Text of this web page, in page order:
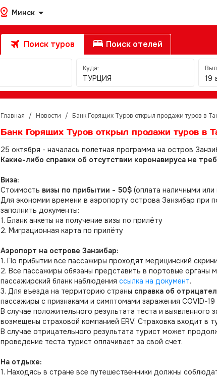
Минск
Поиск туров Поиск отелей
Куда:
ТУРЦИЯ 19
Главная / Новости / Банк Горящих Туров открыл продажи туров в
Банк Горящих Туров открыл продажи туров в
25 октября - началась полетная программа на остров
Какие-либо справки об отсутствии коронавируса не
Виза:
Стоимость визы по прибытии - 50$ (оплата наличными или
Для экономии времени в аэропорту острова Занзибар при
заполнить документы:
1. Бланк анкеты на получение визы по прилёту
2. Миграционная карта по прилёту
Аэропорт на острове Занзибар:
1. По прибытии все пассажиры проходят медицинский
2. Все пассажиры обязаны представить в портовые органы
пассажирский бланк наблюдения ссылка на документ.
3. Для въезда на территорию страны справка об
пассажиры с признаками и симптомами заражения COVID-
В случае положительного результата теста и выявленного
возмещены страховой компанией ERV. Страховка входит в
В случае отрицательного результата турист может
проведение теста турист оплачивает за свой счет.
На отдыхе:
1. Находясь в стране все путешественники должны